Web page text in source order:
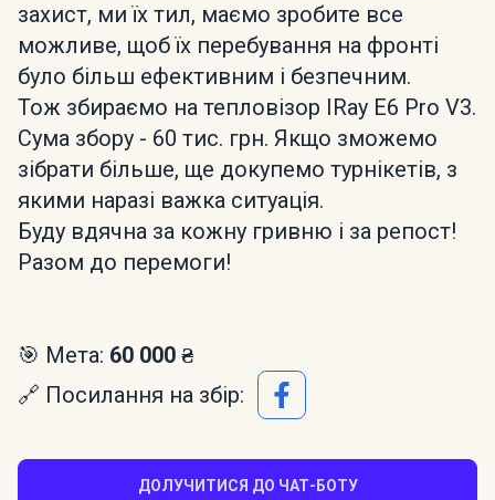
захист, ми їх тил, маємо зробите все
можливе, щоб їх перебування на фронті
було більш ефективним і безпечним.
Тож збираємо на тепловізор IRay E6 Pro V3.
Сума збору - 60 тис. грн. Якщо зможемо
зібрати більше, ще докупемо турнікетів, з
якими наразі важка ситуація.
Буду вдячна за кожну гривню і за репост!
Разом до перемоги!
🎯 Мета: 60 000 ₴
🔗 Посилання на збір:
ДОЛУЧИТИСЯ ДО ЧАТ-БОТУ